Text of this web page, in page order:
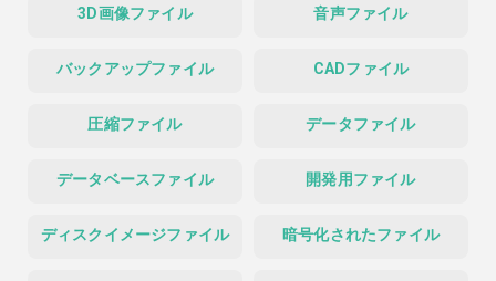
3D画像ファイル 音声ファイル
バックアップファイル CADファイル
圧縮ファイル データファイル
データベースファイル 開発用ファイル
ディスクイメージファイル 暗号化されたファイル